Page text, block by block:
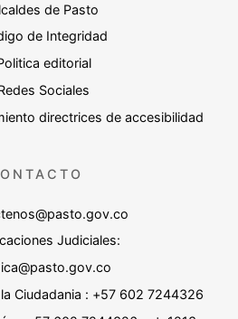
de Pasto
de Integridad
editorial
Sociales
directrices de accesibilidad
Judiciales:
Ciudadania : +57 602 7244326